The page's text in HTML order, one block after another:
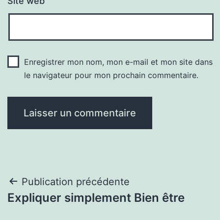
Enregistrer mon nom, mon e-mail et mon site dans
le navigateur pour mon prochain commentaire.
Navigation
de
Publication précédente
Expliquer simplement Bien être